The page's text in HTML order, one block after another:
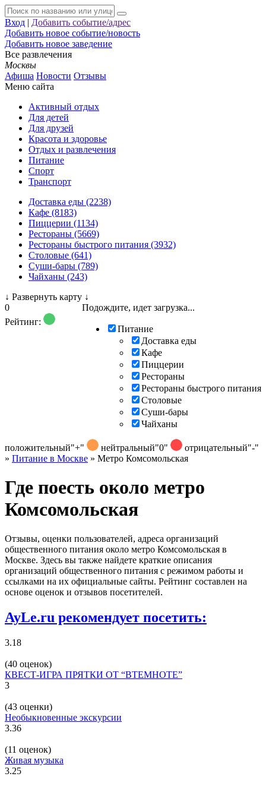
Вход | Добавить событие/адрес
Добавить новое событие/новость
Добавить новое заведение
Все развлечения
Москвы
Афиша Новости Отзывы
Меню сайта
Активный отдых
Для детей
Для друзей
Красота и здоровье
Отдых и развлечения
Питание
Спорт
Транспорт
Доставка еды (2238)
Кафе (8183)
Пиццерии (1134)
Рестораны (5669)
Рестораны быстрого питания (3932)
Столовые (641)
Суши-бары (789)
Чайханы (243)
↓ Развернуть карту ↓
Подождите, идет загрузка...
Питание
Доставка еды
Кафе
Пиццерии
Рестораны
Рестораны быстрого питания
Столовые
Суши-бары
Чайханы
0
Рейтинг:
положительный"+" нейтральный"0" отрицательный"-"
» Питание в Москве » Метро Комсомольская
Где поесть около метро
Комсомольская
Отзывы, оценки пользователей, адреса организаций
общественного питания около метро Комсомольская в
Москве. Здесь вы также найдете краткие описания
организаций общественного питания с режимом работы и
ссылками на их официальные сайты. Рейтинг составлен на
основе оценок и отзывов посетителей.
AyLe.ru рекомендует посетить:
3.18
(40 оценок)
КВЕСТ-ИГРА ПРЯТКИ ОТ “ВТЕМНОТЕ”
3
(43 оценки)
Необыкновенные экскурсии
3.36
(11 оценок)
Живая музыка
3.25